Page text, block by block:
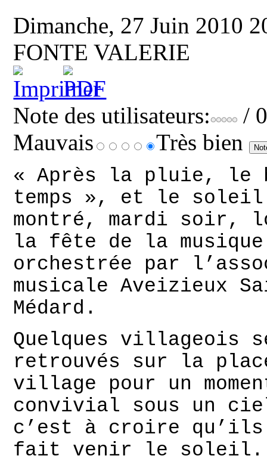
Dimanche, 27 Juin 2010
FONTE VALERIE
Note des utilisateurs:
/
Mauvais
Très bien
« Après la pluie, le
temps », et le soleil
montré, mardi soir,
la fête de la musique
orchestrée par
musicale Aveizieux
Médard.
Quelques villageois
retrouvés sur la
village pour un
convivial sous un
c’est à croire
fait venir le soleil.